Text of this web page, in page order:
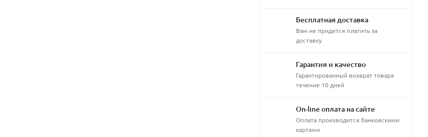
Бесплатная доставка
Вам не придется платить за
доставку
Гарантия и качество
Гарантированный возврат товара
течение 10 дней
On-line оплата на сайте
Оплата производится банковскими
картами